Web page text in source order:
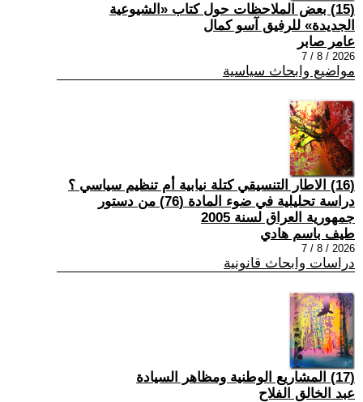
(15) بعض الملاحظات حول كتاب «الشيوعية
الجديدة» للرفيق آسو كمال
عامر صابر
2026 / 8 / 7
مواضيع وابحاث سياسية
(16) الاطار التنسيقي كتلة نيابية أم تنظيم سياسي ؟
دراسة تحليلية في ضوء المادة (76) من دستور
جمهورية العراق لسنة 2005
طيف باسم هادي
2026 / 8 / 7
دراسات وابحاث قانونية
(17) المشاريع الوطنية ومظاهر السيادة
عبد الخالق الفلاح